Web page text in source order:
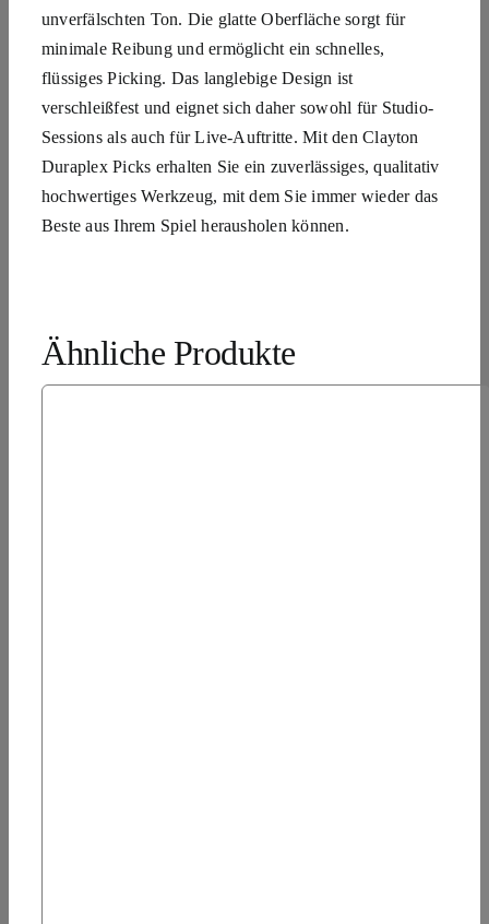
unverfälschten Ton. Die glatte Oberfläche sorgt für
minimale Reibung und ermöglicht ein schnelles,
flüssiges Picking. Das langlebige Design ist
verschleißfest und eignet sich daher sowohl für Studio-
Sessions als auch für Live-Auftritte. Mit den Clayton
Duraplex Picks erhalten Sie ein zuverlässiges, qualitativ
hochwertiges Werkzeug, mit dem Sie immer wieder das
Beste aus Ihrem Spiel herausholen können.
Ähnliche Produkte